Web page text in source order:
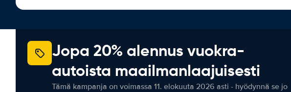
Jopa 20% alennus vuokra-
autoista maailmanlaajuisesti
Tämä kampanja on voimassa 11. elokuuta 2026 asti - hyödynnä se jo